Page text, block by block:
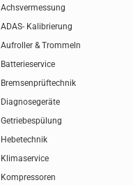
Achsvermessung
ADAS- Kalibrierung
Aufroller & Trommeln
Batterieservice
Bremsenprüftechnik
Diagnosegeräte
Getriebespülung
Hebetechnik
Klimaservice
Kompressoren